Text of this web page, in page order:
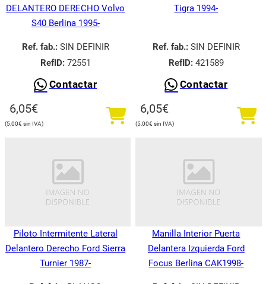
DELANTERO DERECHO Volvo
S40 Berlina 1995-
Ref. fab.:SIN DEFINIR
RefID:72551
Contactar
6,05€
5,00€
Tigra 1994-
Ref. fab.:SIN DEFINIR
RefID:421589
Contactar
6,05€
5,00€
Piloto Intermitente Lateral
Delantero Derecho Ford Sierra
Turnier 1987-
Manilla Interior Puerta
Delantera Izquierda Ford
Focus Berlina CAK1998-